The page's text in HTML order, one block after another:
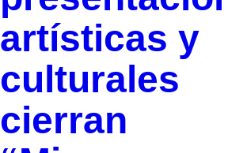
artísticas y
culturales
cierran